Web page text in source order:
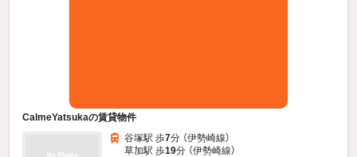
CalmeYatsukaの賃貸物件
谷塚駅 歩7分 （伊勢崎線）
草加駅 歩19分 （伊勢崎線）